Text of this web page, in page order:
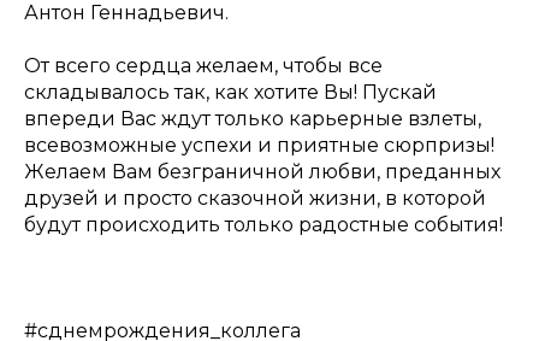
Антон Геннадьевич.
От всего сердца желаем, чтобы все
складывалось так, как хотите Вы! Пускай
впереди Вас ждут только карьерные взлеты,
всевозможные успехи и приятные сюрпризы!
Желаем Вам безграничной любви, преданных
друзей и просто сказочной жизни, в которой
будут происходить только радостные события!
#сднемрождения_коллега